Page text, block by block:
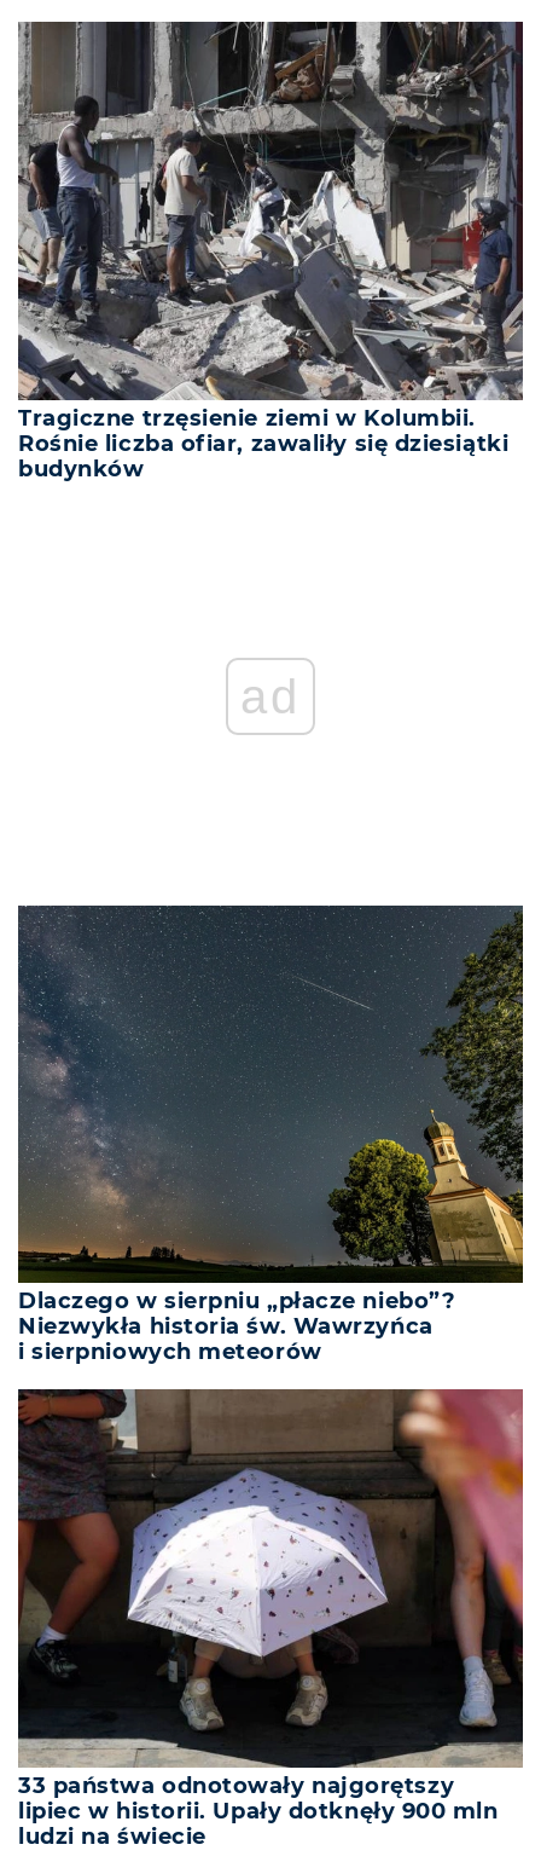
Tragiczne trzęsienie ziemi w Kolumbii.
Rośnie liczba ofiar, zawaliły się dziesiątki
budynków
ad
Dlaczego w sierpniu „płacze niebo”?
Niezwykła historia św. Wawrzyńca
i sierpniowych meteorów
33 państwa odnotowały najgorętszy
lipiec w historii. Upały dotknęły 900 mln
ludzi na świecie